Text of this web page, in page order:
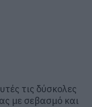
τις δύσκολες
με σεβασμό και